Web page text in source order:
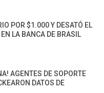
POR $1.000 Y DESATÓ EL
LA BANCA DE BRASIL
AGENTES DE SOPORTE
DATOS DE